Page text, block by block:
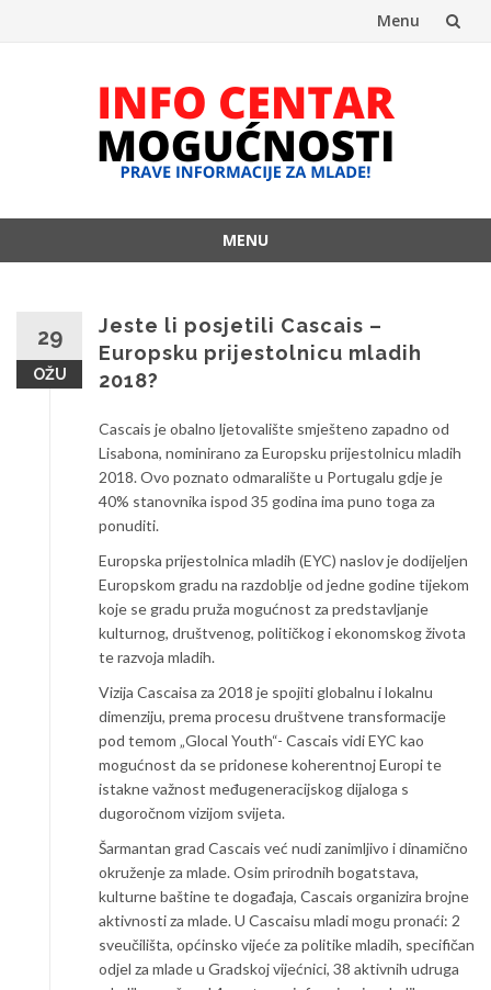
Menu
MENU
29
OŽU
Jeste li posjetili Cascais –
Europsku prijestolnicu mladih
2018?
Cascais je obalno ljetovalište smješteno zapadno od
Lisabona, nominirano za Europsku prijestolnicu mladih
2018. Ovo poznato odmaralište u Portugalu gdje je
40% stanovnika ispod 35 godina ima puno toga za
ponuditi.
Europska prijestolnica mladih (EYC) naslov je dodijeljen
Europskom gradu na razdoblje od jedne godine tijekom
koje se gradu pruža mogućnost za predstavljanje
kulturnog, društvenog, političkog i ekonomskog života
te razvoja mladih.
Vizija Cascaisa za 2018 je spojiti globalnu i lokalnu
dimenziju, prema procesu društvene transformacije
pod temom „Glocal Youth“- Cascais vidi EYC kao
mogućnost da se pridonese koherentnoj Europi te
istakne važnost međugeneracijskog dijaloga s
dugoročnom vizijom svijeta.
Šarmantan grad Cascais već nudi zanimljivo i dinamično
okruženje za mlade. Osim prirodnih bogatstava,
kulturne baštine te događaja, Cascais organizira brojne
aktivnosti za mlade. U Cascaisu mladi mogu pronaći: 2
sveučilišta, općinsko vijeće za politike mladih, specifičan
odjel za mlade u Gradskoj vijećnici, 38 aktivnih udruga